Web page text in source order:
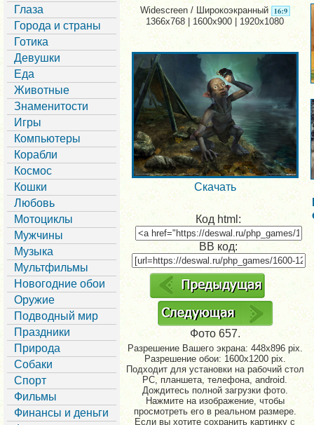
Глаза
Города и страны
Готика
Девушки
Еда
Животные
Знаменитости
Игры
Компьютеры
Корабли
Космос
Кошки
Любовь
Мотоциклы
Мужчины
Музыка
Мультфильмы
Новогодние обои
Оружие
Подводный мир
Праздники
Природа
Собаки
Спорт
Фильмы
Финансы и деньги
Widescreen / Широкоэкранный
1366x768 | 1600x900 | 1920x1080
Скачать
Код html:
BB код:
Фото 657.
Разрешение Вашего экрана: 448x896 pix.
Разрешение обои: 1600x1200 pix.
Подходит для установки на рабочий стол
PC, планшета, телефона, android.
Дождитесь полной загрузки фото.
Нажмите на изображение, чтобы
просмотреть его в реальном размере.
Если вы хотите сохранить картинку с